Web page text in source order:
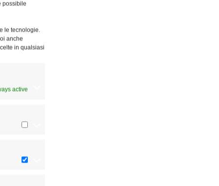
possibile
le tecnologie.
anche
in qualsiasi
active